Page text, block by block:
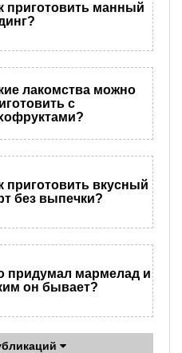
приготовить манный
лакомства можно
с
приготовить вкусный
без выпечки?
придумал мармелад и
он бывает?